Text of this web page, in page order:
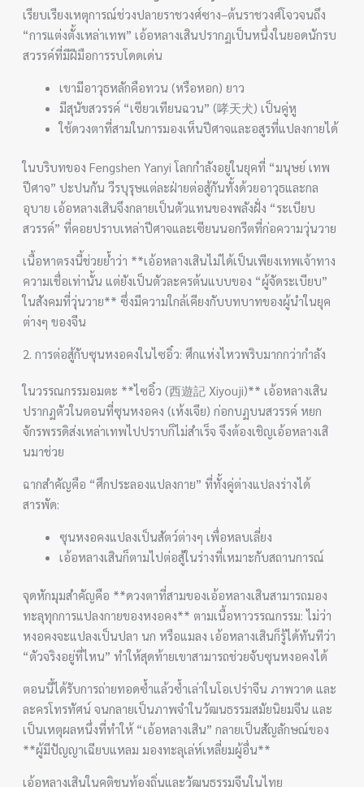
เรียบเรียงเหตุการณ์ช่วงปลายราชวงศ์ซาง–ต้นราชวงศ์โจวจนถึง
“การแต่งตั้งเหล่าเทพ” เอ้อหลางเสินปรากฏเป็นหนึ่งในยอดนักรบ
สวรรค์ที่มีฝีมือการรบโดดเด่น
เขามีอาวุธหลักคือทวน (หรือหอก) ยาว
มีสุนัขสวรรค์ “เซียวเทียนฉวน” (哮天犬) เป็นคู่หู
ใช้ดวงตาที่สามในการมองเห็นปีศาจและอสูรที่แปลงกายได้
ในบริบทของ Fengshen Yanyi โลกกำลังอยู่ในยุคที่ “มนุษย์ เทพ
ปีศาจ” ปะปนกัน วีรบุรุษแต่ละฝ่ายต่อสู้กันทั้งด้วยอาวุธและกล
อุบาย เอ้อหลางเสินจึงกลายเป็นตัวแทนของพลังฝั่ง “ระเบียบ
สวรรค์” ที่คอยปราบเหล่าปีศาจและเซียนนอกรีตที่ก่อความวุ่นวาย
เนื้อหาตรงนี้ช่วยย้ำว่า **เอ้อหลางเสินไม่ได้เป็นเพียงเทพเจ้าทาง
ความเชื่อเท่านั้น แต่ยังเป็นตัวละครต้นแบบของ “ผู้จัดระเบียบ”
ในสังคมที่วุ่นวาย** ซึ่งมีความใกล้เคียงกับบทบาทของผู้นำในยุค
ต่างๆ ของจีน
2. การต่อสู้กับซุนหงอคงในไซอิ๋ว: ศึกแห่งไหวพริบมากกว่ากำลัง
ในวรรณกรรมอมตะ **ไซอิ๋ว (西遊記 Xiyouji)** เอ้อหลางเสิน
ปรากฏตัวในตอนที่ซุนหงอคง (เห้งเจีย) ก่อกบฏบนสวรรค์ หยก
จักรพรรดิส่งเหล่าเทพไปปราบก็ไม่สำเร็จ จึงต้องเชิญเอ้อหลางเสิ
นมาช่วย
ฉากสำคัญคือ “ศึกประลองแปลงกาย” ที่ทั้งคู่ต่างแปลงร่างได้
สารพัด:
ซุนหงอคงแปลงเป็นสัตว์ต่างๆ เพื่อหลบเลี่ยง
เอ้อหลางเสินก็ตามไปต่อสู้ในร่างที่เหมาะกับสถานการณ์
จุดหักมุมสำคัญคือ **ดวงตาที่สามของเอ้อหลางเสินสามารถมอง
ทะลุทุกการแปลงกายของหงอคง** ตามเนื้อหาวรรณกรรม: ไม่ว่า
หงอคงจะแปลงเป็นปลา นก หรือแมลง เอ้อหลางเสินก็รู้ได้ทันทีว่า
“ตัวจริงอยู่ที่ไหน” ทำให้สุดท้ายเขาสามารถช่วยจับซุนหงอคงได้
ตอนนี้ได้รับการถ่ายทอดซ้ำแล้วซ้ำเล่าในโอเปร่าจีน ภาพวาด และ
ละครโทรทัศน์ จนกลายเป็นภาพจำในวัฒนธรรมสมัยนิยมจีน และ
เป็นเหตุผลหนึ่งที่ทำให้ “เอ้อหลางเสิน” กลายเป็นสัญลักษณ์ของ
**ผู้มีปัญญาเฉียบแหลม มองทะลุเล่ห์เหลี่ยมผู้อื่น**
เอ้อหลางเสินในคติชนท้องถิ่นและวัฒนธรรมจีนในไทย